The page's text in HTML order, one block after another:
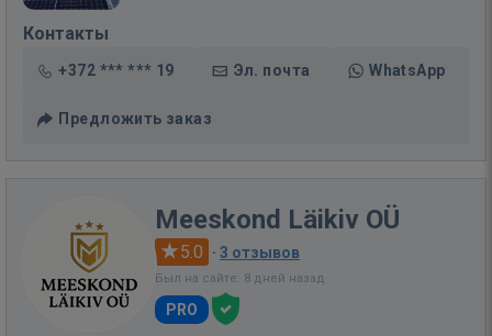
Контакты
+372 *** *** 19 Эл. почта WhatsApp
Предложить заказ
Meeskond Läikiv OÜ
5.0 · 3 отзывов
Был на сайте: 8 дней назад
PRO